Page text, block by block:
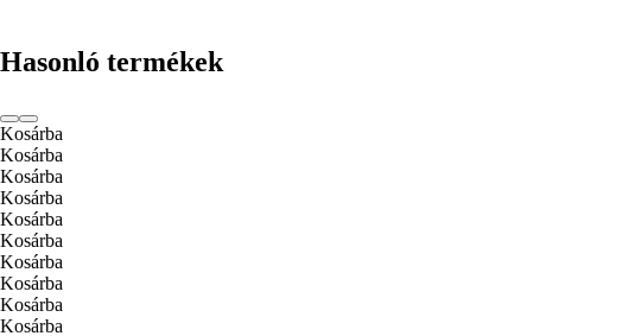
Hasonló termékek
Kosárba
Kosárba
Kosárba
Kosárba
Kosárba
Kosárba
Kosárba
Kosárba
Kosárba
Kosárba